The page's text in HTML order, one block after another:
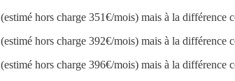
(estimé hors charge 351€/mois) mais à la différence
(estimé hors charge 392€/mois) mais à la différence
(estimé hors charge 396€/mois) mais à la différence